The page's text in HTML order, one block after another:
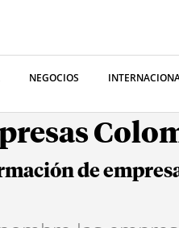
NEGOCIOS
de